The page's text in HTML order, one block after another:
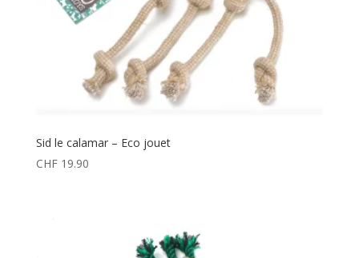
Sid le calamar – Eco jouet
CHF19.90